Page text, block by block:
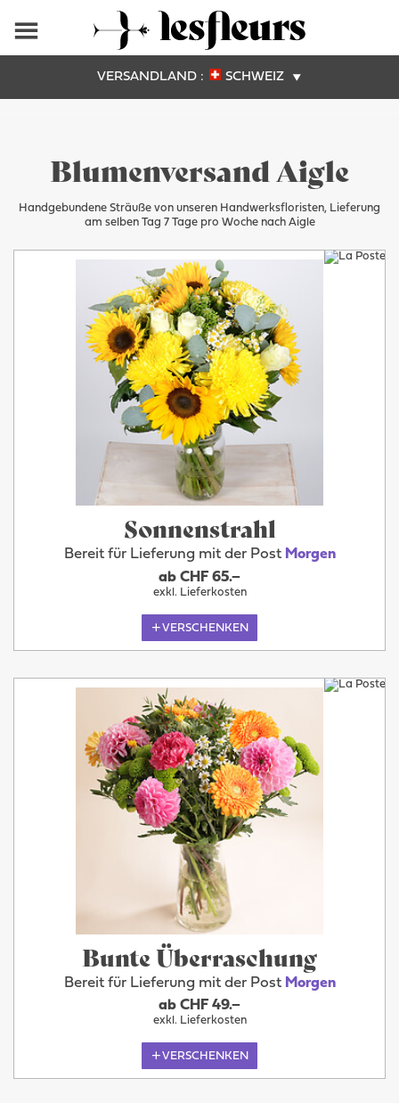
VERSANDLAND : SCHWEIZ
Blumenversand Aigle
Handgebundene Sträuße von unseren Handwerksfloristen, Lieferung
am selben Tag 7 Tage pro Woche nach Aigle
Sonnenstrahl
Bereit für Lieferung mit der Post Morgen
ab CHF 65.–
exkl. Lieferkosten
VERSCHENKEN
Bunte Überraschung
Bereit für Lieferung mit der Post Morgen
ab CHF 49.–
exkl. Lieferkosten
VERSCHENKEN